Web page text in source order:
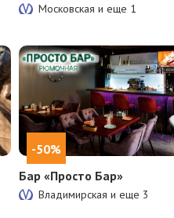
Московская и еще 1
-50%
Бар «Просто Бар»
Владимирская и еще 3